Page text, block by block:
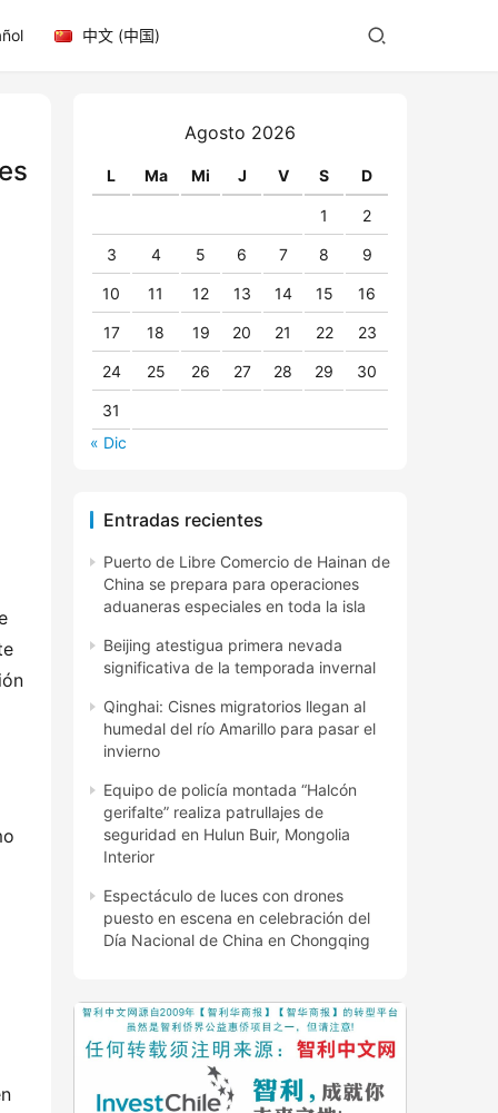
中文 (中国)
Agosto 2026
L Ma Mi J V S D
1 2
3 4 5 6 7 8 9
10 11 12 13 14 15 16
17 18 19 20 21 22 23
24 25 26 27 28 29 30
31
« Dic
Entradas recientes
Puerto de Libre Comercio de Hainan de
China se prepara para operaciones
aduaneras especiales en toda la isla
Beijing atestigua primera nevada
significativa de la temporada invernal
Qinghai: Cisnes migratorios llegan al
humedal del río Amarillo para pasar el
invierno
Equipo de policía montada “Halcón
gerifalte” realiza patrullajes de
seguridad en Hulun Buir, Mongolia
Interior
Espectáculo de luces con drones
puesto en escena en celebración del
Día Nacional de China en Chongqing